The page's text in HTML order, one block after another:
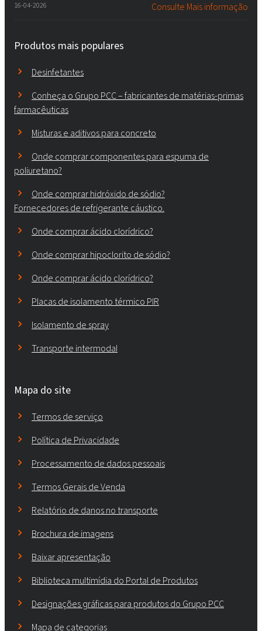
16-04-2026 Consulte Mais informação
Produtos mais populares
Desinfetantes
Conheça o Grupo PCC – fabricantes de matérias-primas
farmacêuticas
Misturas e aditivos para concreto
Onde comprar componentes para espuma de
poliuretano?
Onde comprar hidróxido de sódio?
Fornecedores de refrigerante cáustico.
Onde comprar ácido clorídrico?
Onde comprar hipoclorito de sódio?
Onde comprar ácido clorídrico?
Placas de isolamento térmico PIR
Isolamento de spray
Transporte intermodal
Mapa do site
Termos de serviço
Política de Privacidade
Processamento de dados pessoais
Termos Gerais de Venda
Relatório de danos no transporte
Brochura de imagens
Baixar apresentação
Biblioteca multimídia do Portal de Produtos
Designações gráficas para produtos do Grupo PCC
Mapa de categorias